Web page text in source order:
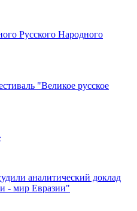
Русского Народного
"Великое русское
аналитический доклад
- мир Евразии"